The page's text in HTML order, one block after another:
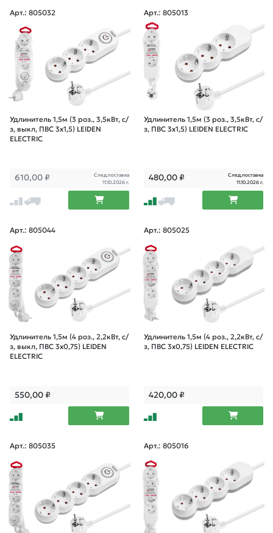
Арт.: 805032
Удлинитель 1,5м (3 роз., 3,5кВт, с/
з, выкл, ПВС 3х1,5) LEIDEN
ELECTRIC
610,00 ₽
След.поставка
11.10.2026 г.
Арт.: 805013
Удлинитель 1,5м (3 роз., 3,5кВт, с/
з, ПВС 3х1,5) LEIDEN ELECTRIC
480,00₽
След.поставка
11.10.2026 г.
Арт.: 805044
Удлинитель 1,5м (4 роз., 2,2кВт, с/
з, выкл, ПВС 3х0,75) LEIDEN
ELECTRIC
550,00₽
Арт.: 805025
Удлинитель 1,5м (4 роз., 2,2кВт, с/
з, ПВС 3х0,75) LEIDEN ELECTRIC
420,00₽
Арт.: 805035 Арт.: 805016